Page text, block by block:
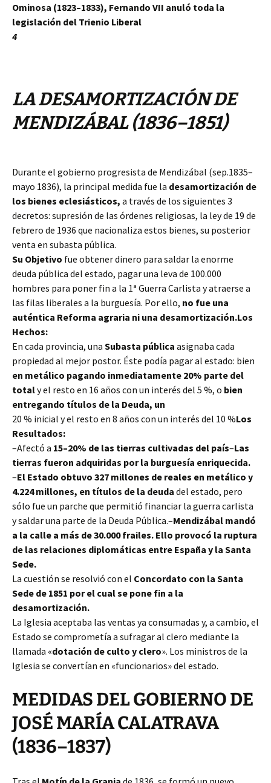
Ominosa (1823–1833), Fernando VII anuló toda la
legislación del Trienio Liberal
4
LA DESAMORTIZACIÓN DE
MENDIZÁBAL (1836–1851)
Durante el gobierno progresista de Mendizábal (sep.1835–
mayo 1836), la principal medida fue la desamortización de
los bienes eclesiásticos, a través de los siguientes 3
decretos: supresión de las órdenes religiosas, la ley de 19 de
febrero de 1936 que nacionaliza estos bienes, su posterior
venta en subasta pública.
Su Objetivo fue obtener dinero para saldar la enorme
deuda pública del estado, pagar una leva de 100.000
hombres para poner fin a la 1ª Guerra Carlista y atraerse a
las filas liberales a la burguesía. Por ello, no fue una
auténtica Reforma agraria ni una desamortización.Los
Hechos:
En cada provincia, una Subasta pública asignaba cada
propiedad al mejor postor. Éste podía pagar al estado: bien
en metálico pagando inmediatamente 20% parte del
totaly el resto en 16 años con un interés del 5 %, o bien
entregando títulos de la Deuda, un
20 % inicial y el resto en 8 años con un interés del 10 %Los
Resultados:
–Afectó a 15–20% de las tierras cultivadas del país–Las
tierras fueron adquiridas por la burguesía enriquecida.
–El Estado obtuvo 327 millones de reales en metálico y
4.224 millones, en títulos de la deuda del estado, pero
sólo fue un parche que permitió financiar la guerra carlista
y saldar una parte de la Deuda Pública.–Mendizábal mandó
a la calle a más de 30.000 frailes. Ello provocó la ruptura
de las relaciones diplomáticas entre España y la Santa
Sede.
La cuestión se resolvió con el Concordato con la Santa
Sede de 1851 por el cual se pone fin a la
desamortización.
La Iglesia aceptaba las ventas ya consumadas y, a cambio, el
Estado se comprometía a sufragar al clero mediante la
llamada «dotación de culto y clero». Los ministros de la
Iglesia se convertían en «funcionarios» del estado.
MEDIDAS DEL GOBIERNO DE
JOSÉ MARÍA CALATRAVA
(1836–1837)